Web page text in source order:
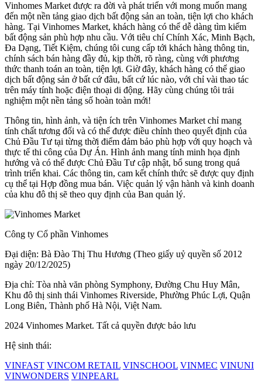
Vinhomes Market được ra đời và phát triển với mong muốn mang
đến một nền tảng giao dịch bất động sản an toàn, tiện lợi cho khách
hàng. Tại Vinhomes Market, khách hàng có thể dễ dàng tìm kiếm
bất động sản phù hợp nhu cầu. Với tiêu chí Chính Xác, Minh Bạch,
Đa Dạng, Tiết Kiệm, chúng tôi cung cấp tới khách hàng thông tin,
chính sách bán hàng đầy đủ, kịp thời, rõ ràng, cùng với phương
thức thanh toán an toàn, tiện lợi. Giờ đây, khách hàng có thể giao
dịch bất động sản ở bất cứ đâu, bất cứ lúc nào, với chỉ vài thao tác
trên máy tính hoặc điện thoại di động. Hãy cùng chúng tôi trải
nghiệm một nền tảng số hoàn toàn mới!
Thông tin, hình ảnh, và tiện ích trên Vinhomes Market chỉ mang
tính chất tương đối và có thể được điều chỉnh theo quyết định của
Chủ Đầu Tư tại từng thời điểm đảm bảo phù hợp với quy hoạch và
thực tế thi công của Dự Án. Hình ảnh mang tính minh họa định
hướng và có thể được Chủ Đầu Tư cập nhật, bổ sung trong quá
trình triển khai. Các thông tin, cam kết chính thức sẽ được quy định
cụ thể tại Hợp đồng mua bán. Việc quản lý vận hành và kinh doanh
của khu đô thị sẽ theo quy định của Ban quản lý.
Công ty Cổ phần Vinhomes
Đại diện: Bà Đào Thị Thu Hương (Theo giấy uỷ quyền số 2012
ngày 20/12/2025)
Địa chỉ: Tòa nhà văn phòng Symphony, Đường Chu Huy Mân,
Khu đô thị sinh thái Vinhomes Riverside, Phường Phúc Lợi, Quận
Long Biên, Thành phố Hà Nội, Việt Nam.
2024 Vinhomes Market. Tất cả quyền được bảo lưu
Hệ sinh thái:
VINFAST VINCOM RETAIL VINSCHOOL VINMEC VINUNI
VINWONDERS VINPEARL